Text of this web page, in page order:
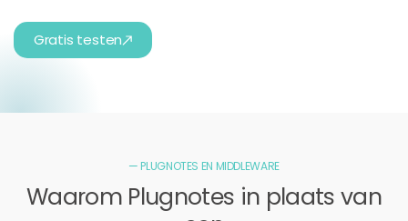
Gratis testen
— PLUGNOTES EN MIDDLEWARE
Waarom Plugnotes in plaats van